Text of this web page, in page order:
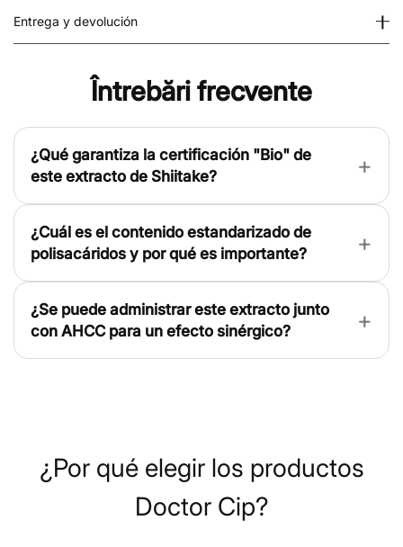
Entrega y devolución
Întrebări frecvente
¿Qué garantiza la certificación "Bio" de
este extracto de Shiitake?
¿Cuál es el contenido estandarizado de
polisacáridos y por qué es importante?
¿Se puede administrar este extracto junto
con AHCC para un efecto sinérgico?
¿Por qué elegir los productos
Doctor Cip?